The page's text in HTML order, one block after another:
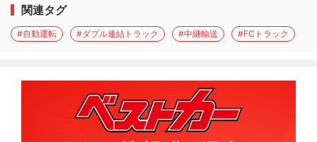
関連タグ
#自動運転 #ダブル連結トラック #中継輸送 #FCトラック